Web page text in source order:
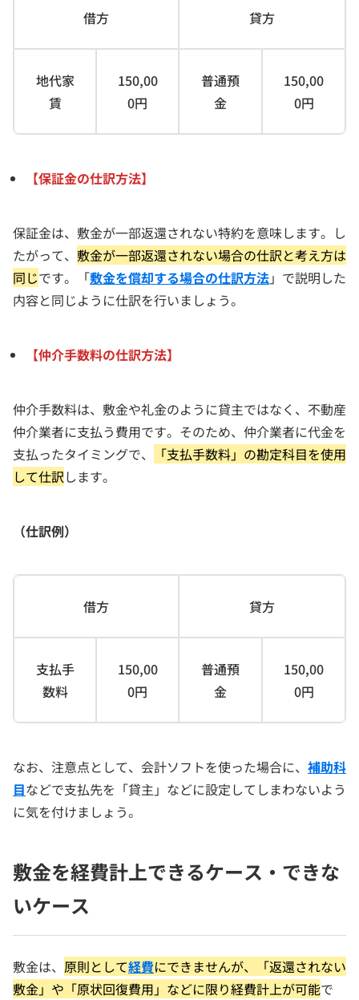
借方 貸方
地代家
賃
150,00
0円
普通預
金
150,00
0円
【保証金の仕訳方法】
保証金は、敷金が一部返還されない特約を意味します。し
たがって、 敷金が一部返還されない場合の仕訳と考え方は
同じです。「敷金を償却する場合の仕訳方法」で説明した
内容と同じように仕訳を行いましょう。
【仲介手数料の仕訳方法】
仲介手数料は、敷金や礼金のように貸主ではなく、不動産
仲介業者に支払う費用です。そのため、仲介業者に代金を
支払ったタイミングで、
「支払手数料」の勘定科目を使用
して仕訳します。
（仕訳例）
借方 貸方
支払手
数料
150,00
0円
普通預
金
150,00
0円
なお、注意点として、会計ソフトを使った場合に、 補助科
目などで支払先を「貸主」などに設定してしまわないよう
に気を付けましょう。
敷金を経費計上できるケース・できな
いケース
敷金は、 原則として経費にできませんが、「返還されない
敷金」や「原状回復費用」などに限り経費計上が可能で